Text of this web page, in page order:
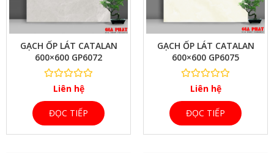
GẠCH ỐP LÁT CATALAN
600×600 GP6072
Liên hệ
ĐỌC TIẾP
XEM NHANH
GẠCH ỐP LÁT CATALAN
600×600 GP6075
Liên hệ
ĐỌC TIẾP